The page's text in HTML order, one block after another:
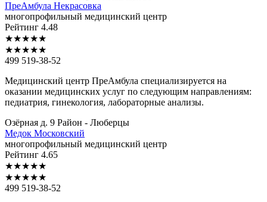
ПреАмбула Некрасовка
многопрофильный медицинский центр
Рейтинг 4.48
★★★★★
★★★★★
499 519-38-52
Медицинский центр ПреАмбула специализируется на
оказании медицинских услуг по следующим направлениям:
педиатрия, гинекология, лабораторные анализы.
Озёрная д. 9 Район - Люберцы
Медок Московский
многопрофильный медицинский центр
Рейтинг 4.65
★★★★★
★★★★★
499 519-38-52